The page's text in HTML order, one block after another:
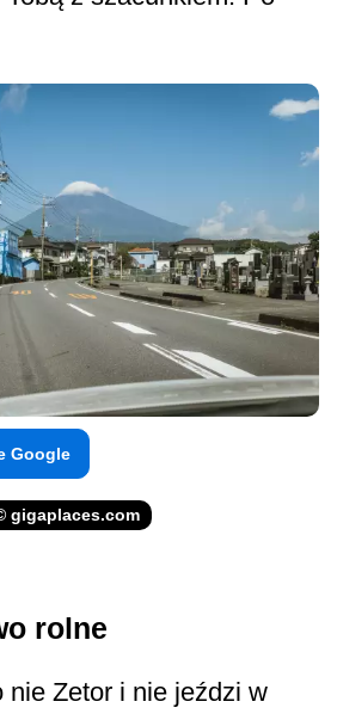
Google
gigaplaces.com
rolne
nie Zetor i nie jeździ w